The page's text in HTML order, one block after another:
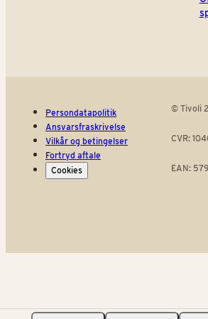
Persondatapolitik
Ansvarsfraskrivelse
Vilkår og betingelser
Fortryd aftale
Cookies
© Tivoli
CVR:
EAN: